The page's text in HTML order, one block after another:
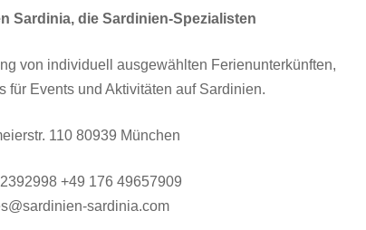
Sardinia, die Sardinien-Spezialisten
von individuell ausgewählten Ferienunterkünften,
für Events und Aktivitäten auf Sardinien.
110 80939 München
+49 176 49657909
sardinia.com